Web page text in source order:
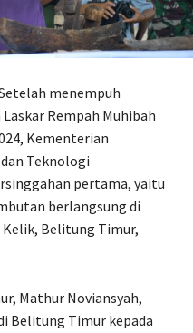
menempuh
Rempah Muhibah
Kementerian
Teknologi
pertama, yaitu
berlangsung di
Kelik, Belitung Timur,
Mathur Noviansyah,
Belitung Timur kepada